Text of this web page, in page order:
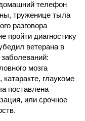
телефон
труженице тыла
разговора
диагностику
ветерана в
мозга
глаукоме
поставлена
или срочное